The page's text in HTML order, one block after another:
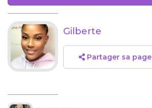
Gilberte
Partager sa page